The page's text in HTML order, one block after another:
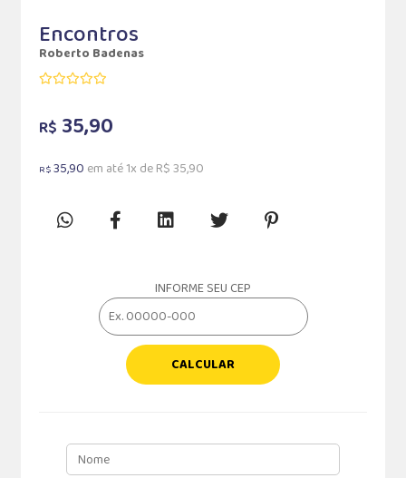
Encontros
Roberto Badenas
R$ 35,90
R$35,90 em até 1x de R$ 35,90
INFORME SEU CEP
CALCULAR